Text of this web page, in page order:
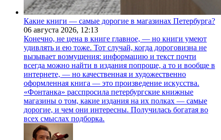
Какие книги — самые дорогие в магазинах Петербурга?
06 августа 2026, 12:13
Конечно, не цена в книге главное, — но книги умеют
удивлять и ею тоже. Тот случай, когда дороговизна не
вызывает возмущения: информацию и текст почти
всегда можно найти в издания попроще, а то и вообще в
интернете, — но качественная и художественно
оформленная книга — это произведение искусства.
«Фонтанка» расспросила петербургские книжные
магазины о том, какие издания на их полках — самые
дорогие, и чем они интересны. Получилась богатая во
всех смыслах подборка.